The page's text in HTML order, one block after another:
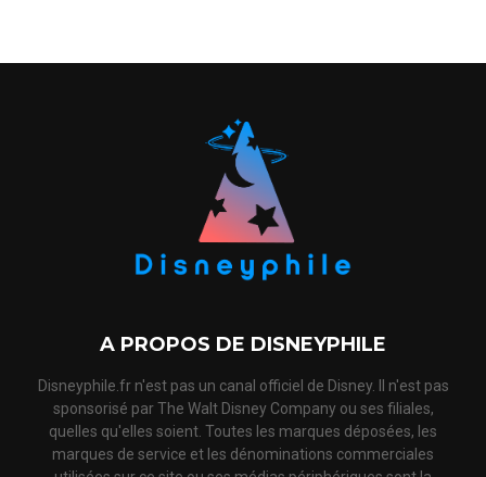
A PROPOS DE DISNEYPHILE
Disneyphile.fr n'est pas un canal officiel de Disney. Il n'est pas
sponsorisé par The Walt Disney Company ou ses filiales,
quelles qu'elles soient. Toutes les marques déposées, les
marques de service et les dénominations commerciales